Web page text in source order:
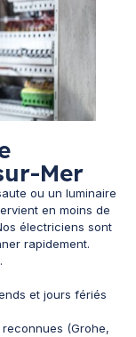
Mer
ou un luminaire
en moins de
électriciens sont
rapidement.
et jours fériés
(Grohe,